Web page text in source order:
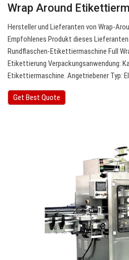
Wrap Around
Hersteller und Lieferanten von Wrap-
Empfohlenes Produkt dieses
Rundflaschen-Etikettiermaschine Full
Etikettierung Verpackungsanwendung:
Etikettiermaschine. Angetriebener Typ:
Get Best Quote